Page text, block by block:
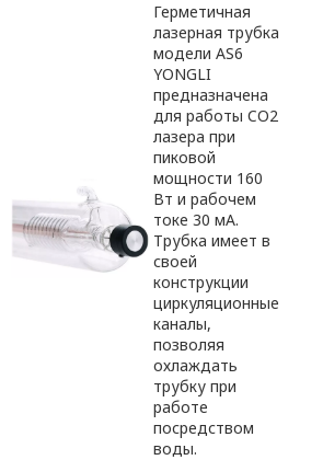
Герметичная
лазерная трубка
модели AS6
YONGLI
предназначена
для работы CO2
лазера при
пиковой
мощности 160
Вт и рабочем
токе 30 мА.
Трубка имеет в
своей
конструкции
циркуляционные
каналы,
позволяя
охлаждать
трубку при
работе
посредством
воды.